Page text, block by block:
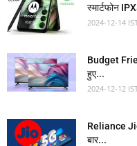
स्मार्टफोन
2024-12-14
Budget
हुए...
2024-12-12
Reliance
बार...